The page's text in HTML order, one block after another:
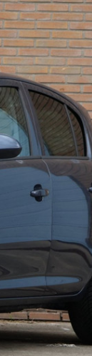
CONTACT